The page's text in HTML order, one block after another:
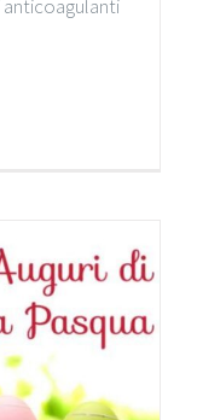
anticoagulanti